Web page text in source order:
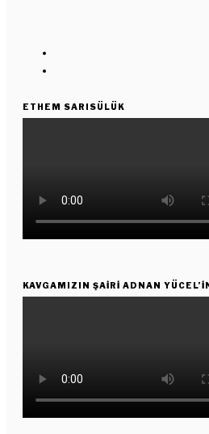
ETHEM SARISÜLÜK
KAVGAMIZIN ŞAIRI ADNAN